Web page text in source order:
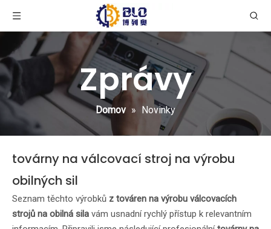
Zprávy
Domov » Novinky
továrny na válcovací stroj na výrobu
obilných sil
Seznam těchto výrobků z továren na výrobu válcovacích
strojů na obilná sila vám usnadní rychlý přístup k relevantním